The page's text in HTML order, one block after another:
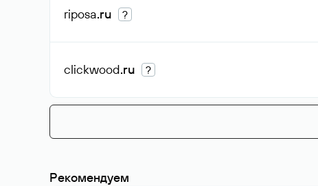
riposa.ru ?
clickwood.ru ?
Рекомендуем